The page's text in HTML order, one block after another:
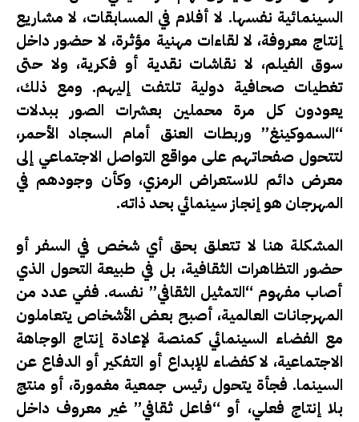
السينمائية نفسها. لا أفلام في المسابقات، لا مشاريع
إنتاج معروفة، لا لقاءات مهنية مؤثرة، لا حضور داخل
سوق الفيلم، لا نقاشات نقدية أو فكرية، ولا حتى
تغطيات صحافية دولية تلتفت إليهم. ومع ذلك،
يعودون كل مرة محملين بعشرات الصور ببدلات
“السموكينغ” وربطات العنق أمام السجاد الأحمر،
لتتحول صفحاتهم على مواقع التواصل الاجتماعي إلى
معرض دائم للاستعراض الرمزي، وكأن وجودهم في
المهرجان هو إنجاز سينمائي بحد ذاته.
المشكلة هنا لا تتعلق بحق أي شخص في السفر أو
حضور التظاهرات الثقافية، بل في طبيعة التحول الذي
أصاب مفهوم “التمثيل الثقافي” نفسه. ففي عدد من
المهرجانات العالمية، أصبح بعض الأشخاص يتعاملون
مع الفضاء السينمائي كمنصة لإعادة إنتاج الوجاهة
الاجتماعية، لا كفضاء للإبداع أو التفكير أو الدفاع عن
السينما. فجأة يتحول رئيس جمعية مغمورة، أو منتج
بلا إنتاج فعلي، أو “فاعل ثقافي” غير معروف داخل